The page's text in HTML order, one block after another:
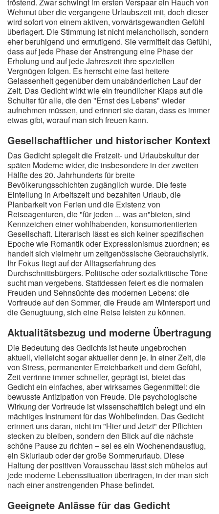
Wehmut über die vergangene Urlaubszeit mit, doch dieser
wird sofort von einem aktiven, vorwärtsgewandten Gefühl
überlagert. Die Stimmung ist nicht melancholisch, sondern
eher beruhigend und ermutigend. Sie vermittelt das Gefühl,
dass auf jede Phase der Anstrengung eine Phase der
Erholung und auf jede Jahreszeit ihre speziellen
Vergnügen folgen. Es herrscht eine fast heitere
Gelassenheit gegenüber dem unabänderlichen Lauf der
Zeit. Das Gedicht wirkt wie ein freundlicher Klaps auf die
Schulter für alle, die den "Ernst des Lebens" wieder
aufnehmen müssen, und erinnert sie daran, dass es immer
etwas gibt, worauf man sich freuen kann.
Gesellschaftlicher und historischer Kontext
Das Gedicht spiegelt die Freizeit- und Urlaubskultur der
späten Moderne wider, die insbesondere in der zweiten
Hälfte des 20. Jahrhunderts für breite
Bevölkerungsschichten zugänglich wurde. Die feste
Einteilung in Arbeitszeit und bezahlten Urlaub, die
Planbarkeit von Ferien und die Existenz von
Reiseagenturen, die "für jeden ... was an"bieten, sind
Kennzeichen einer wohlhabenden, konsumorientierten
Gesellschaft. Literarisch lässt es sich keiner spezifischen
Epoche wie Romantik oder Expressionismus zuordnen; es
handelt sich vielmehr um zeitgenössische Gebrauchslyrik.
Ihr Fokus liegt auf der Alltagserfahrung des
Durchschnittsbürgers. Politische oder sozialkritische Töne
sucht man vergebens. Stattdessen feiert es die normalen
Freuden und Sehnsüchte des modernen Lebens: die
Vorfreude auf den Sommer, die Freude am Wintersport und
die Genugtuung, sich eine Reise leisten zu können.
Aktualitätsbezug und moderne Übertragung
Die Bedeutung des Gedichts ist heute ungebrochen
aktuell, vielleicht sogar aktueller denn je. In einer Zeit, die
von Stress, permanenter Erreichbarkeit und dem Gefühl,
Zeit verrinne immer schneller, geprägt ist, bietet das
Gedicht ein einfaches, aber wirksames Gegenmittel: die
bewusste Antizipation von Freude. Die psychologische
Wirkung der Vorfreude ist wissenschaftlich belegt und ein
mächtiges Instrument für das Wohlbefinden. Das Gedicht
erinnert uns daran, nicht im "Hier und Jetzt" der Pflichten
stecken zu bleiben, sondern den Blick auf die nächste
schöne Pause zu richten – sei es ein Wochenendausflug,
ein Skiurlaub oder der große Sommerurlaub. Diese
Haltung der positiven Vorausschau lässt sich mühelos auf
jede moderne Lebenssituation übertragen, in der man sich
nach einer anstrengenden Phase befindet.
Geeignete Anlässe für das Gedicht